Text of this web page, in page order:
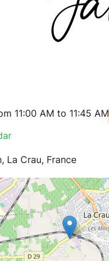
11:00 AM to 11:45 AM
La Crau, France